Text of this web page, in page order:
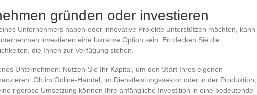
gründen oder investieren
Unternehmers haben oder innovative Projekte unterstützen möchten, kann
investieren eine lukrative Option sein. Entdecken Sie die
die Ihnen zur Verfügung stehen.
Unternehmen: Nutzen Sie Ihr Kapital, um den Start Ihres eigenen
Ob im Online-Handel, im Dienstleistungssektor oder in der Produktion,
rigorose Umsetzung können Ihre anfängliche Investition in eine bedeutende